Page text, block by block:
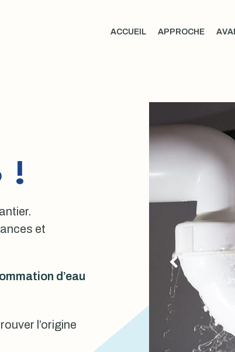
ACCUEIL APPROCHE
!
et
d’eau
l’origine